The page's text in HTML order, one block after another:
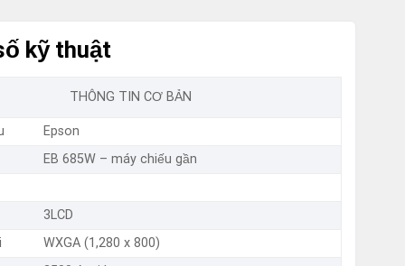
kỹ thuật
THÔNG TIN CƠ BẢN
Epson
EB 685W – máy chiếu gần
3LCD
WXGA (1,280 x 800)